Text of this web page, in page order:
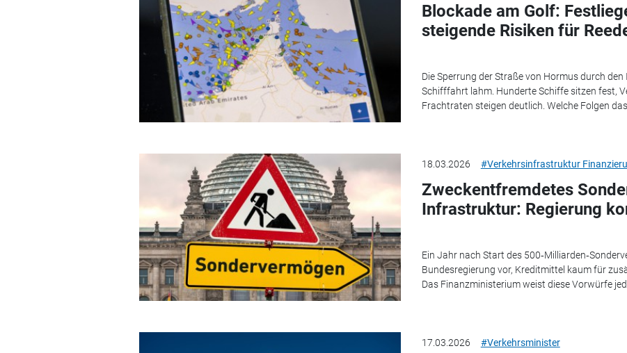
Blockade am Golf:
steigende Risiken für
Die Sperrung der Straße von Hormus durch
Schifffahrt lahm. Hunderte Schiffe sitzen fest,
Frachtraten steigen deutlich. Welche Folgen das
18.03.2026 #Verkehrsinfrastruktur
Zweckentfremdetes
Infrastruktur: Regierung
Ein Jahr nach Start des
Bundesregierung vor, Kreditmittel kaum für
Das Finanzministerium weist diese Vorwürfe
17.03.2026 #Verkehrsminister